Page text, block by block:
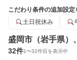
こだわり条件の追加設
土日祝休み
盛岡市（岩手県）
32件1〜32件目を表示中